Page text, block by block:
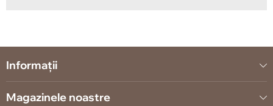
Informații
Magazinele noastre